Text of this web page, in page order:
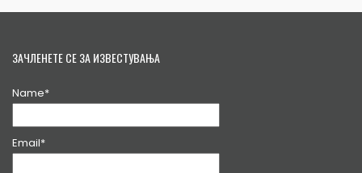
ЗАЧЛЕНЕТЕ СЕ ЗА ИЗВЕСТУВАЊА
Name*
Email*